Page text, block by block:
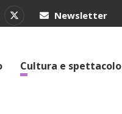
Newsletter
Cultura e spettacolo